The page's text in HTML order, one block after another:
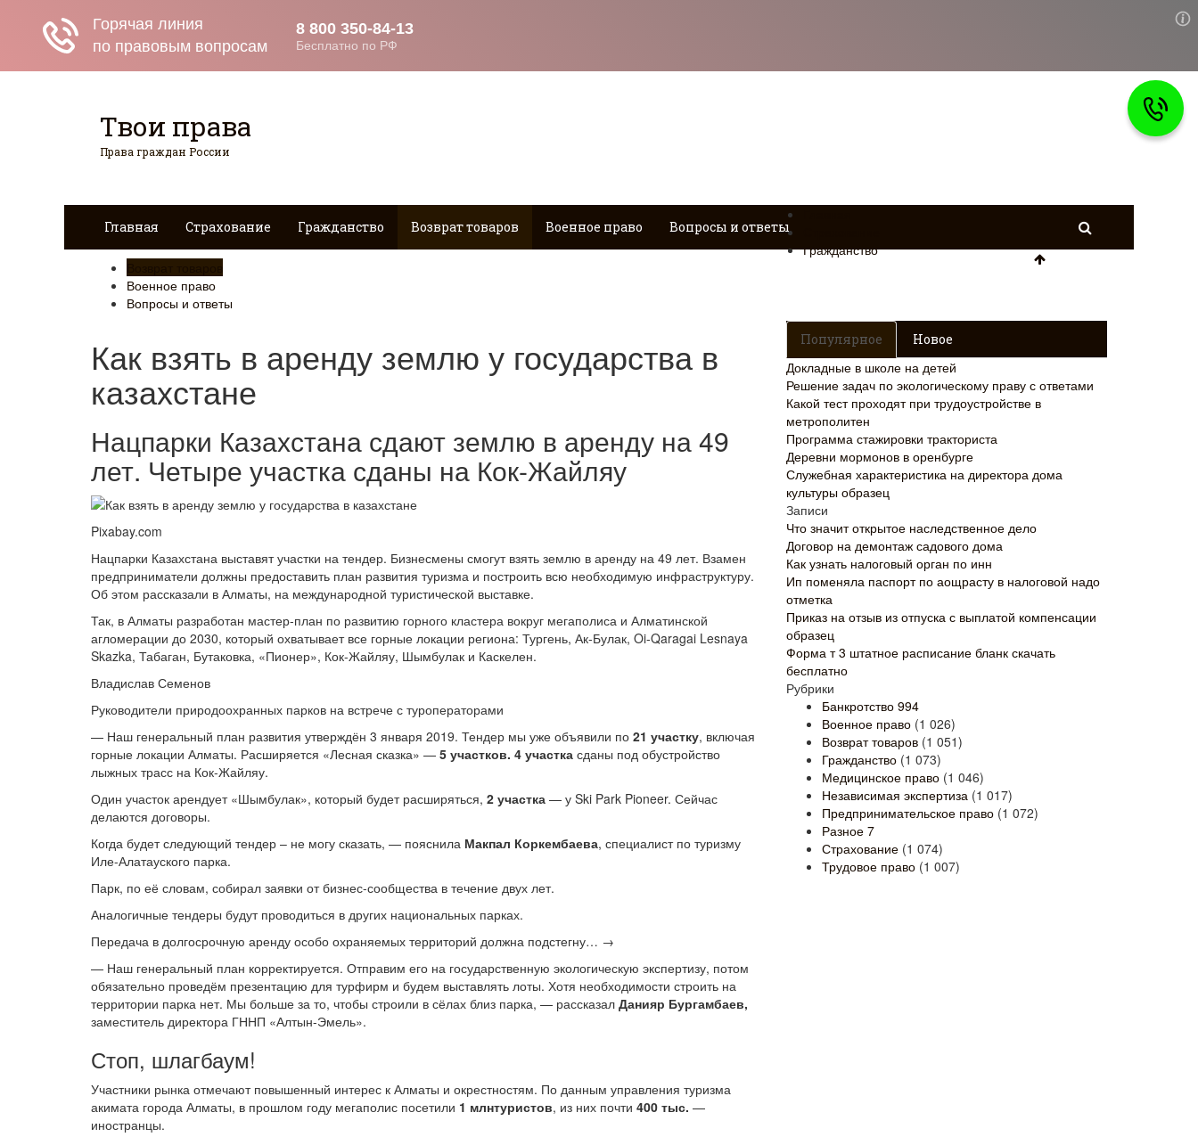
Твои права
Права граждан России
Главная Страхование Гражданство Возврат товаров Военное право Вопросы и ответы
Гражданство
Военное право
Вопросы и ответы
Как взять в аренду землю у государства в
казахстане
Нацпарки Казахстана сдают землю в аренду на 49
лет. Четыре участка сданы на Кок-Жайляу
Pixabay.com
Нацпарки Казахстана выставят участки на тендер. Бизнесмены смогут взять землю в аренду на 49 лет. Взамен
предприниматели должны предоставить план развития туризма и построить всю необходимую инфраструктуру.
Об этом рассказали в Алматы, на международной туристической выставке.
Так, в Алматы разработан мастер-план по развитию горного кластера вокруг мегаполиса и Алматинской
агломерации до 2030, который охватывает все горные локации региона: Тургень, Ак-Булак, Oi-Qaragai Lesnaya
Skazka, Табаган, Бутаковка, «Пионер», Кок-Жайляу, Шымбулак и Каскелен.
Владислав Семенов
Руководители природоохранных парков на встрече с туроператорами
— Наш генеральный план развития утверждён 3 января 2019. Тендер мы уже объявили по 21 участку, включая
горные локации Алматы. Расширяется «Лесная сказка» — 5 участков. 4 участка сданы под обустройство
лыжных трасс на Кок-Жайляу.
Один участок арендует «Шымбулак», который будет расширяться, 2 участка — у Ski Park Pioneer. Сейчас
делаются договоры.
Когда будет следующий тендер – не могу сказать, — пояснила Макпал Коркембаева, специалист по туризму
Иле-Алатауского парка.
Парк, по её словам, собирал заявки от бизнес-сообщества в течение двух лет.
Аналогичные тендеры будут проводиться в других национальных парках.
Передача в долгосрочную аренду особо охраняемых территорий должна подстегну… →
— Наш генеральный план корректируется. Отправим его на государственную экологическую экспертизу, потом
обязательно проведём презентацию для турфирм и будем выставлять лоты. Хотя необходимости строить на
территории парка нет. Мы больше за то, чтобы строили в сёлах близ парка, — рассказал Данияр Бургамбаев,
заместитель директора ГННП «Алтын-Эмель».
Стоп, шлагбаум!
Участники рынка отмечают повышенный интерес к Алматы и окрестностям. По данным управления туризма
акимата города Алматы, в прошлом году мегаполис посетили 1 млнтуристов, из них почти 400 тыс. —
иностранцы.
Популярное Новое
Докладные в школе на детей
Решение задач по экологическому праву с ответами
Какой тест проходят при трудоустройстве в
метрополитен
Программа стажировки тракториста
Деревни мормонов в оренбурге
Служебная характеристика на директора дома
культуры образец
Записи
Что значит открытое наследственное дело
Договор на демонтаж садового дома
Как узнать налоговый орган по инн
Ип поменяла паспорт по аощрасту в налоговой надо
отметка
Приказ на отзыв из отпуска с выплатой компенсации
образец
Форма т 3 штатное расписание бланк скачать
бесплатно
Рубрики
Банкротство 994
Военное право (1 026)
Возврат товаров (1 051)
Гражданство (1 073)
Медицинское право (1 046)
Независимая экспертиза (1 017)
Предпринимательское право (1 072)
Разное 7
Страхование (1 074)
Трудовое право (1 007)